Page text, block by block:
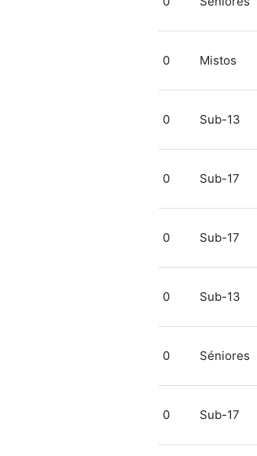
0 Mistos
0 Sub-13
0 Sub-17
0 Sub-17
0 Sub-13
0 Séniores
0 Sub-17